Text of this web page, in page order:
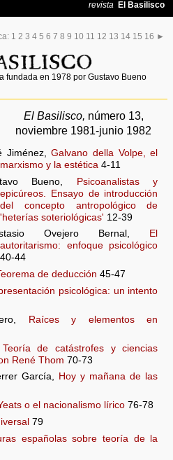
1 2 3 4 5 6 7 8 9 10 11 12 13 14 15 16 ►
fundada en 1978 por Gustavo Bueno
El Basilisco, número 13,
noviembre 1981-junio 1982
Jiménez,Galvano della Volpe, el
marxismo y la estética 4-11
Bueno, Psicoanalistas y
epicúreos. Ensayo de introducción
del concepto antropológico de
'heterías soteriológicas' 12-39
Ovejero Bernal,
El
autoritarismo: enfoque psicológico
40-44
de deducción 45-47
psicológica: un intento
Raíces y elementos en
Teoría de catástrofes y ciencias
René Thom 70-73
García, Hoy y mañana de las
o el nacionalismo lírico 76-78
79
españolas sobre teoría de la